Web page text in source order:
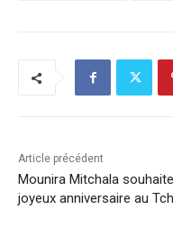
Article précédent
Mounira Mitchala souhaite
joyeux anniversaire au